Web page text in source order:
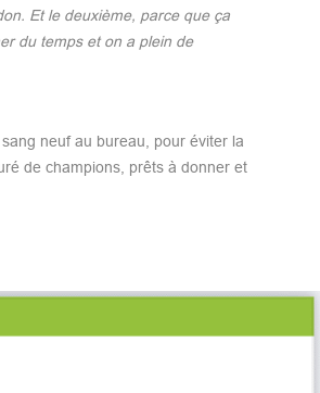
Et le deuxième, parce que ça
du temps et on a plein de
neuf au bureau, pour éviter la
de champions, prêts à donner et